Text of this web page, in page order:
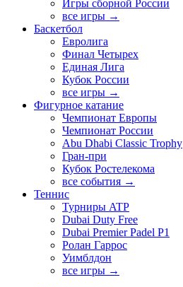
Игры сборной России
все игры →
Баскетбол
Евролига
Финал Четырех
Единая Лига
Кубок России
все игры →
Фигурное катание
Чемпионат Европы
Чемпионат России
Abu Dhabi Classic Trophy
Гран-при
Кубок Ростелекома
все события →
Теннис
Турниры ATP
Dubai Duty Free
Dubai Premier Padel P1
Ролан Гаррос
Уимблдон
все игры →